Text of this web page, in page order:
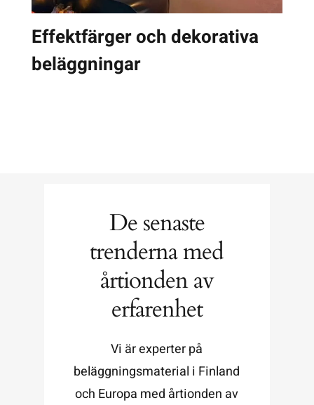
Effektfärger och dekorativa
beläggningar
De senaste
trenderna med
årtionden av
erfarenhet
Vi är experter på
beläggningsmaterial i Finland
och Europa med årtionden av